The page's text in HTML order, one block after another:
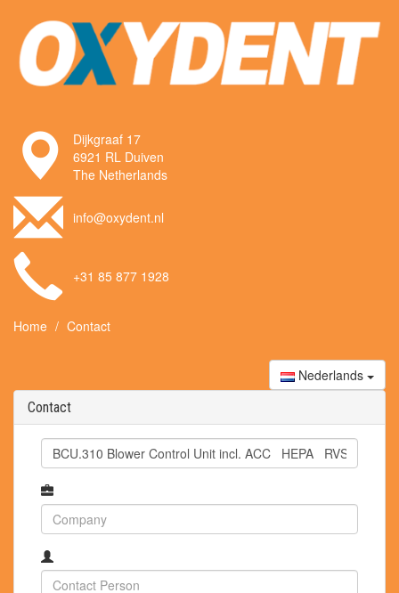
Dijkgraaf 17
6921 RL Duiven
The Netherlands
info@oxydent.nl
+31 85 877 1928
Home Contact
Nederlands
Contact